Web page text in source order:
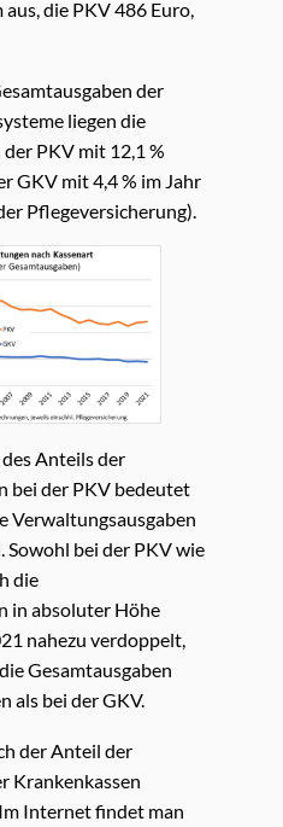
die PKV 486 Euro,
der
liegen die
PKV mit 12,1 %
GKV mit 4,4 % im Jahr
Pflegeversicherung).
Anteils der
bei der PKV bedeutet
Verwaltungsausgaben
Sowohl bei der PKV wie
die
in absoluter Höhe
nahezu verdoppelt,
Gesamtausgaben
als bei der GKV.
der Anteil der
Krankenkassen
Internet findet man